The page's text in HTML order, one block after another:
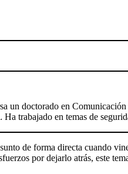
un doctorado en
trabajado en temas de
de forma directa cuando
por dejarlo atrás, este